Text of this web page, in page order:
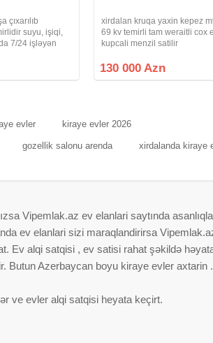
çıxarılıb
suyu, işiqi,
7/24 işləyən
2 otağa
xirdalan kruqa yaxin kepez
69 kv temirli tam weraitli cox
kupcali menzil satilir
130 000 Azn
evler kiraye evler 2026
gozellik salonu arenda xirdalanda kiraye
Vipemlak.az ev elanlari saytında
ev elanlari sizi maraqlandirirsa
Ev alqi satqisi , ev satisi rahat şəkildə
Butun Azerbaycan boyu kiraye evler axtarin
ve evler alqi satqisi heyata keçirt.